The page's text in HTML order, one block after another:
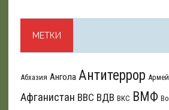
МЕТКИ
Абхазия Ангола Антитеррор
Афганистан ВВС ВДВ ВКС ВМФ